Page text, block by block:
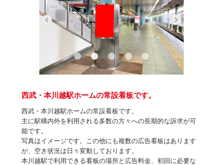
西武・本川越駅ホームの常設看板です。
西武・本川越駅ホームの常設看板です。
主に駅構内外を利用される多数の方々への長期的な訴求が可
能です。
写真はイメージです。この他にも複数の広告看板はあります
が、空き状況は日々変動しております。
本川越駅で利用できる看板の場所と広告料金、初回に必要な